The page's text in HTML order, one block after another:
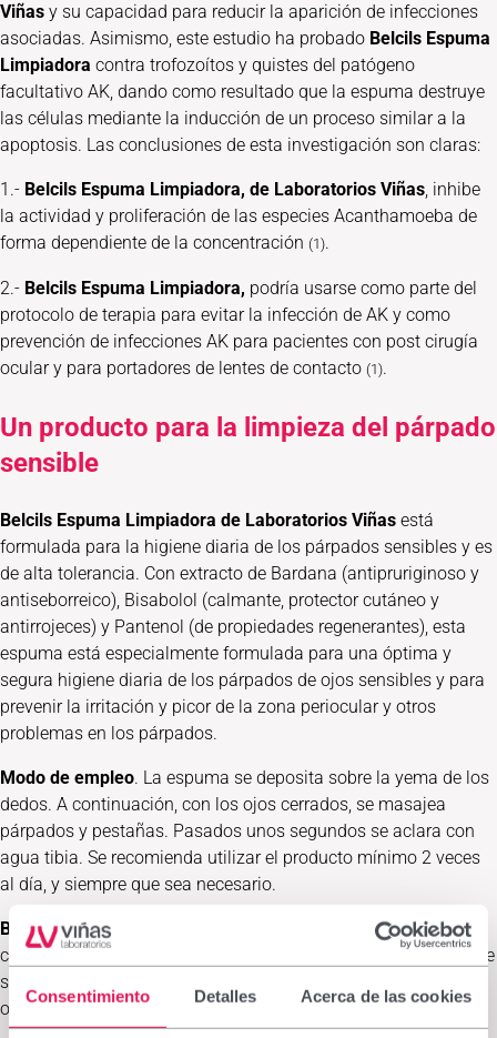
Consentimiento Detalles Acerca de las cookies
Viñas y su capacidad para reducir la aparición de infecciones
asociadas. Asimismo, este estudio ha probado Belcils Espuma
Limpiadora contra trofozoítos y quistes del patógeno
facultativo AK, dando como resultado que la espuma destruye
las células mediante la inducción de un proceso similar a la
apoptosis. Las conclusiones de esta investigación son claras:
1.- Belcils Espuma Limpiadora, de Laboratorios Viñas, inhibe
la actividad y proliferación de las especies Acanthamoeba de
forma dependiente de la concentración (1).
2.- Belcils Espuma Limpiadora, podría usarse como parte del
protocolo de terapia para evitar la infección de AK y como
prevención de infecciones AK para pacientes con post cirugía
ocular y para portadores de lentes de contacto (1).
Un producto para la limpieza del párpado
sensible
Belcils Espuma Limpiadora de Laboratorios Viñas está
formulada para la higiene diaria de los párpados sensibles y es
de alta tolerancia. Con extracto de Bardana (antipruriginoso y
antiseborreico), Bisabolol (calmante, protector cutáneo y
antirrojeces) y Pantenol (de propiedades regenerantes), esta
espuma está especialmente formulada para una óptima y
segura higiene diaria de los párpados de ojos sensibles y para
prevenir la irritación y picor de la zona periocular y otros
problemas en los párpados.
Modo de empleo. La espuma se deposita sobre la yema de los
dedos. A continuación, con los ojos cerrados, se masajea
párpados y pestañas. Pasados unos segundos se aclara con
agua tibia. Se recomienda utilizar el producto mínimo 2 veces
al día, y siempre que sea necesario.
Belcils Espuma limpiadora de Laboratorios Viñasse presenta
con válvula dosificadora para una cómoda y fácil aplicación de
su textura suave. Hipoalergénica, ha sido testada bajo control
oftalmológico y dermatológico.